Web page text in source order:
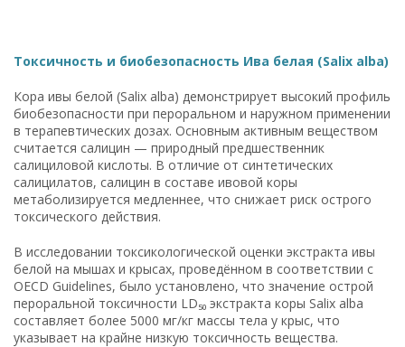
Токсичность и биобезопасность Ива белая (Salix alba)
Кора ивы белой (Salix alba) демонстрирует высокий профиль
биобезопасности при пероральном и наружном применении
в терапевтических дозах. Основным активным веществом
считается салицин — природный предшественник
салициловой кислоты. В отличие от синтетических
салицилатов, салицин в составе ивовой коры
метаболизируется медленнее, что снижает риск острого
токсического действия.
В исследовании токсикологической оценки экстракта ивы
белой на мышах и крысах, проведённом в соответствии с
OECD Guidelines, было установлено, что значение острой
пероральной токсичности LD₅₀ экстракта коры Salix alba
составляет более 5000 мг/кг массы тела у крыс, что
указывает на крайне низкую токсичность вещества.